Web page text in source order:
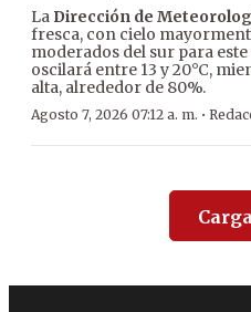
La Dirección de
fresca, con cielo
moderados del sur para
oscilará entre 13 y 20°C,
alta, alrededor de 80%.
Agosto 7, 2026 07:12 a. m. ·